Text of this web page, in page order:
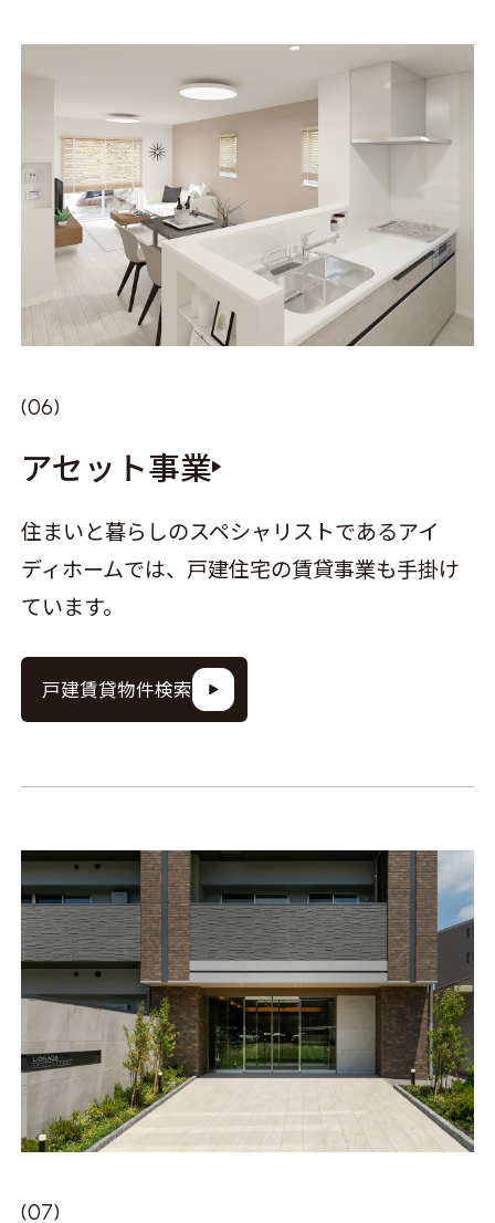
アセット事業
住まいと暮らしのスペシャリストであるアイ
ディホームでは、戸建住宅の賃貸事業も手掛け
ています。
戸建賃貸物件検索